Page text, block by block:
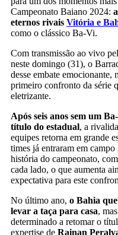
Campeonato Baiano 2024:
eternos rivais Vitória e
como o clássico Ba-Vi.
Com transmissão ao vivo
neste domingo (31), o
desse embate emocionante,
primeiro confronto da série
eletrizante.
Após seis anos sem um
título do estadual, a
equipes retorna em grande
times já entraram em campo
história do campeonato,
cada lado, o que aumenta
expectativa para este
No último ano, o Bahia
levar a taça para casa,
determinado a retomar o
expertise de Rainan